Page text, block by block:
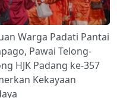
Warga Padati Pantai
Pawai Telong-
HJK Padang ke-357
Kekayaan